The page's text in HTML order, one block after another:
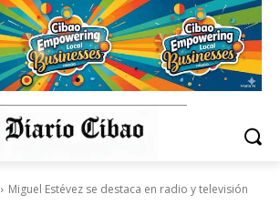
Miguel Estévez se destaca en radio y televisión